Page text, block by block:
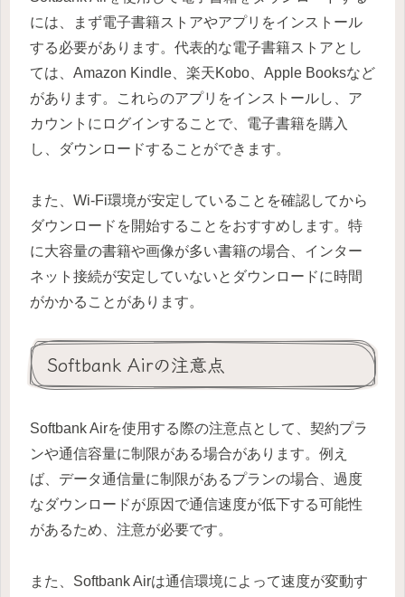
には、まず電子書籍ストアやアプリをインストール
する必要があります。代表的な電子書籍ストアとし
ては、Amazon Kindle、楽天Kobo、Apple Booksなど
があります。これらのアプリをインストールし、ア
カウントにログインすることで、電子書籍を購入
し、ダウンロードすることができます。
また、Wi-Fi環境が安定していることを確認してから
ダウンロードを開始することをおすすめします。特
に大容量の書籍や画像が多い書籍の場合、インター
ネット接続が安定していないとダウンロードに時間
がかかることがあります。
Softbank Airの注意点
Softbank Airを使用する際の注意点として、契約プラ
ンや通信容量に制限がある場合があります。例え
ば、データ通信量に制限があるプランの場合、過度
なダウンロードが原因で通信速度が低下する可能性
があるため、注意が必要です。
また、Softbank Airは通信環境によって速度が変動す